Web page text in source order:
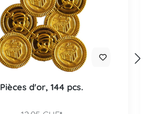
Pièces d'or, 144 pcs.